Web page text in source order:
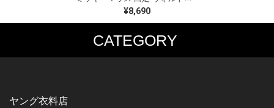
¥8,690
CATEGORY
MUSIC TEE
HARDCORE / PUNK
T-SHIRTS
ヤング衣料店